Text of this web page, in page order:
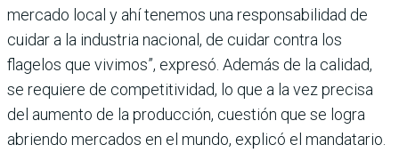
mercado local y ahí tenemos una responsabilidad de
cuidar a la industria nacional, de cuidar contra los
flagelos que vivimos”, expresó. Además de la calidad,
se requiere de compe­titividad, lo que a la vez precisa
del aumento de la producción, cuestión que se logra
abriendo mercados en el mundo, explicó el mandatario.